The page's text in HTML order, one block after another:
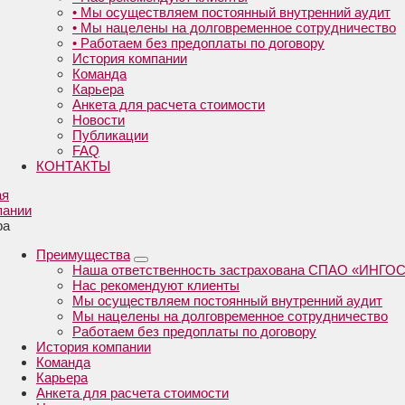
• Мы осуществляем постоянный внутренний аудит
• Мы нацелены на долговременное сотрудничество
• Работаем без предоплаты по договору
История компании
Команда
Карьера
Анкета для расчета стоимости
Новости
Публикации
FAQ
КОНТАКТЫ
Преимущества
Наша ответственность застрахована СПАО
Нас рекомендуют клиенты
Мы осуществляем постоянный внутренний аудит
Мы нацелены на долговременное сотрудничество
Работаем без предоплаты по договору
История компании
Команда
Карьера
Анкета для расчета стоимости